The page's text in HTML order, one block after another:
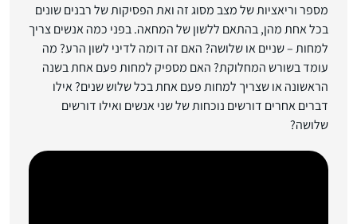
מספר וריאציות של מצב מסוג זה ואת הפסיקות של רבנים שונים
בכל אחת מהן, בהתאם ללשון של המחאה. בפני כמה אנשים צריך
למחות – שניים או שלושה? האם זה דומה לדיני לשון הרע? מה
עומד בשורש המחלוקת? האם מספיק למחות פעם אחת בשנה
הראשונה או שצריך למחות פעם אחת בכל שלוש שנים? אילו
דברים אחרים דורשים נוכחות של שני אנשים ואילו דורשים
שלושה?